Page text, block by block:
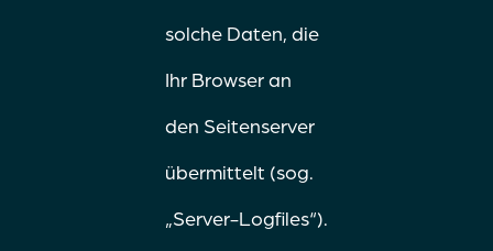
solche Daten, die
Ihr Browser an
den Seitenserver
übermittelt (sog.
„Server-Logfiles“).